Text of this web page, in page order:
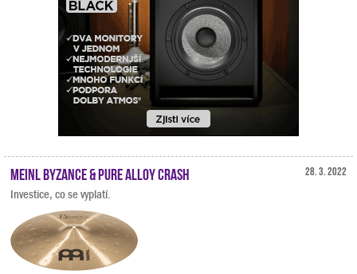
28. 3. 2022
Meinl Byzance & Pure Alloy Crash
Investice, co se vyplatí.